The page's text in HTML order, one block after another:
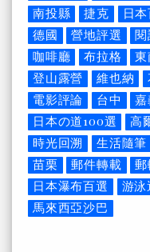
南投縣
捷克 日
德國
營地評選
咖啡廳
布拉格
登山露營
維也納
電影評論
台中
日本の道100選
高
時光回溯
生活隨筆
苗栗
郵件轉載
日本瀑布百選
游泳
馬來西亞沙巴